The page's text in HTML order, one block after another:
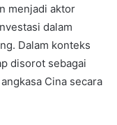
menjadi aktor
dalam
Dalam konteks
disorot sebagai
Cina secara